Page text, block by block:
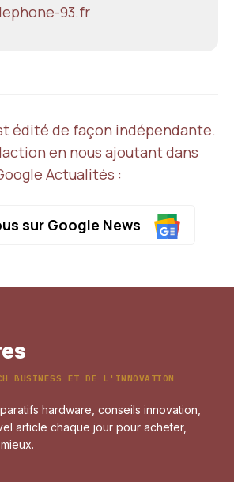
93.fr
édité de façon indépendante.
en nous ajoutant dans
Actualités :
sur Google News
BUSINESS ET DE L'INNOVATION
hardware, conseils innovation,
article chaque jour pour acheter,